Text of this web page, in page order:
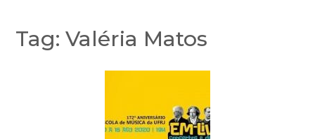
Tag: Valéria Matos